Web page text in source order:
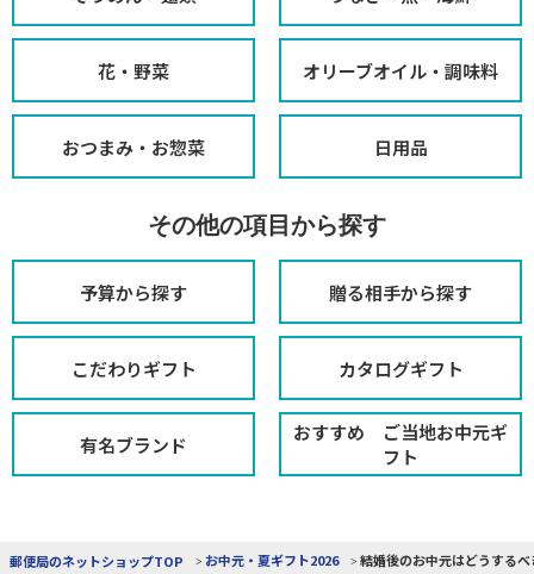
花・野菜 オリーブオイル・調味料
おつまみ・お惣菜 日用品
その他の項目から探す
予算から探す 贈る相手から探す
こだわりギフト カタログギフト
有名ブランド
おすすめ ご当地お中元ギ
フト
郵便局のネットショップTOP お中元・夏ギフト2026 結婚後のお中元はどうするべ